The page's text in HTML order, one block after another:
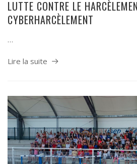
LUTTE CONTRE LE
CYBERHARCÈLEMENT
…
Lire la suite